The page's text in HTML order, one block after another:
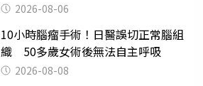
2026-08-06
10小時腦瘤手術！日醫誤切正常腦組
織 50多歲女術後無法自主呼吸
2026-08-08